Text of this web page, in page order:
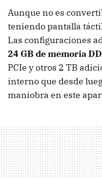
Aunque no es
teniendo pantalla
Las configuraciones
24 GB de memoria
PCIe y otros 2 TB
interno que desde
maniobra en este